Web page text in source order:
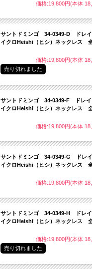
価格:19,800円(本体
サントドミンゴ 34-0349-D ドレ
イクロHeishi（ヒシ）ネックレス
価格:19,800円(本体
売り切れました
サントドミンゴ 34-0349-F ドレ
イクロHeishi（ヒシ）ネックレス
価格:19,800円(本体
サントドミンゴ 34-0349-G ドレ
イクロHeishi（ヒシ）ネックレス
価格:19,800円(本体
サントドミンゴ 34-0349-H ドレ
イクロHeishi（ヒシ）ネックレス
価格:19,800円(本体
売り切れました